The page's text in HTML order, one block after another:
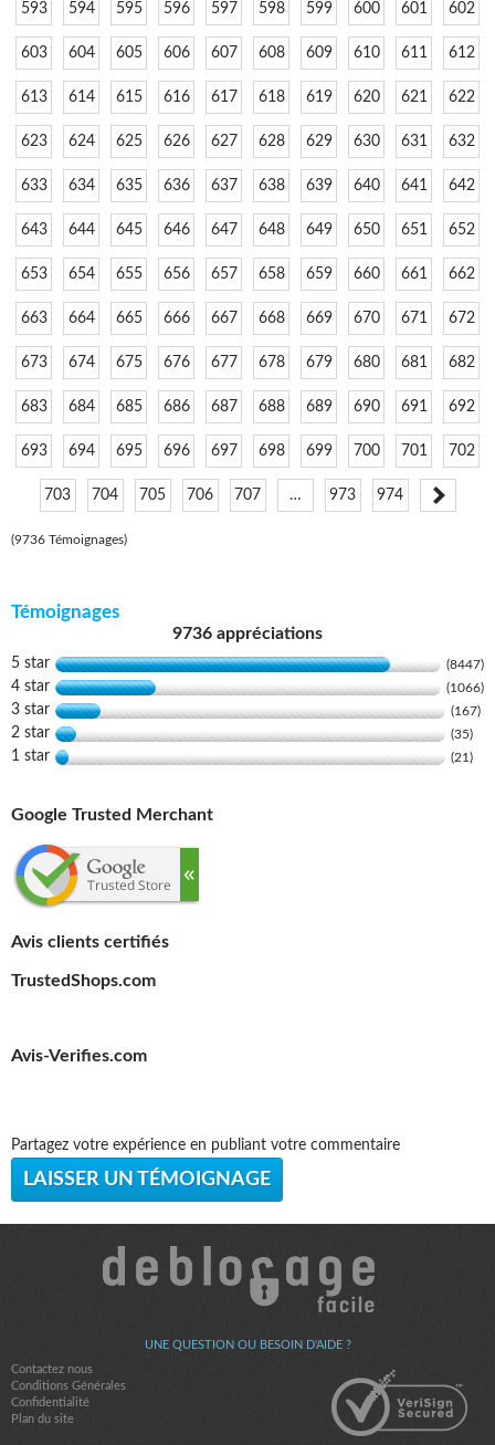
593 594 595 596 597 598 599 600 601 602
603 604 605 606 607 608 609 610 611 612
613 614 615 616 617 618 619 620 621 622
623 624 625 626 627 628 629 630 631 632
633 634 635 636 637 638 639 640 641 642
643 644 645 646 647 648 649 650 651 652
653 654 655 656 657 658 659 660 661 662
663 664 665 666 667 668 669 670 671 672
673 674 675 676 677 678 679 680 681 682
683 684 685 686 687 688 689 690 691 692
693 694 695 696 697 698 699 700 701 702
703 704 705 706 707 … 973 974
(9736 Témoignages)
Témoignages
9736 appréciations
5 star (8447)
4 star (1066)
3 star (167)
2 star (35)
1 star (21)
Google Trusted Merchant
Avis clients certifiés
TrustedShops.com
Avis-Verifies.com
Partagez votre expérience en publiant votre commentaire
LAISSER UN TÉMOIGNAGE
UNE QUESTION OU BESOIN D'AIDE ?
Contactez nous
Conditions Générales
Confidentialité
Plan du site